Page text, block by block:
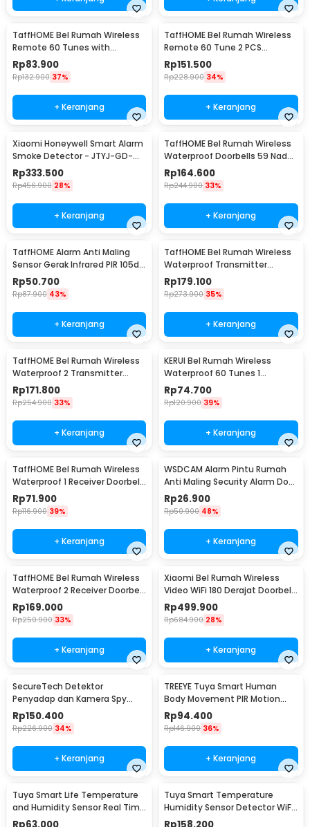
TaffHOME Bel Rumah Wireless
Remote 60 Tunes with
Receiver Doorbell - A10
Rp83.900
Rp132.900 37%
+ Keranjang
TaffHOME Bel Rumah Wireless
Remote 60 Tune 2 PCS
Receiver Doorbell - A10-2
Rp151.500
Rp228.900 34%
+ Keranjang
Xiaomi Honeywell Smart Alarm
Smoke Detector - JTYJ-GD-
03MI/BB
Rp333.500
Rp456.900 28%
+ Keranjang
TaffHOME Bel Rumah Wireless
Waterproof Doorbells 59 Nada
2 PCS Receiver - A101/A101-2
Rp164.600
Rp244.900 33%
+ Keranjang
TaffHOME Alarm Anti Maling
Sensor Gerak Infrared PIR 105dB
2 Remot - YL105
Rp50.700
Rp87.900 43%
+ Keranjang
TaffHOME Bel Rumah Wireless
Waterproof Transmitter
Receiver Doorbell - H10
Rp179.100
Rp273.900 35%
+ Keranjang
TaffHOME Bel Rumah Wireless
Waterproof 2 Transmitter
Doorbell - A10BB
Rp171.800
Rp254.900 33%
+ Keranjang
KERUI Bel Rumah Wireless
Waterproof 60 Tunes 1
Receiver Doorbell - F53
Rp74.700
Rp120.900 39%
+ Keranjang
TaffHOME Bel Rumah Wireless
Waterproof 1 Receiver Doorbell
- A9
Rp71.900
Rp116.900 39%
+ Keranjang
WSDCAM Alarm Pintu Rumah
Anti Maling Security Alarm Door
Stop 120dB - LL-9806
Rp26.900
Rp50.900 48%
+ Keranjang
TaffHOME Bel Rumah Wireless
Waterproof 2 Receiver Doorbell
- Q189-BB
Rp169.000
Rp250.900 33%
+ Keranjang
Xiaomi Bel Rumah Wireless
Video WiFi 180 Derajat Doorbell
- MJML05-FJ
Rp499.900
Rp684.900 28%
+ Keranjang
SecureTech Detektor
Penyadap dan Kamera Spy
Hidden Camera Bug Detector -
X13
Rp150.400
Rp226.900 34%
+ Keranjang
TREEYE Tuya Smart Human
Body Movement PIR Motion
Sensor WiFi - TY10
Rp94.400
Rp146.900 36%
+ Keranjang
Tuya Smart Life Temperature
and Humidity Sensor Real Time
WiFi - TY-03
Tuya Smart Temperature
Humidity Sensor Detector WiFi
- LTH01-W